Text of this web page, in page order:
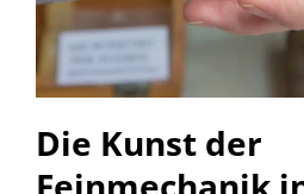
Die Kunst der